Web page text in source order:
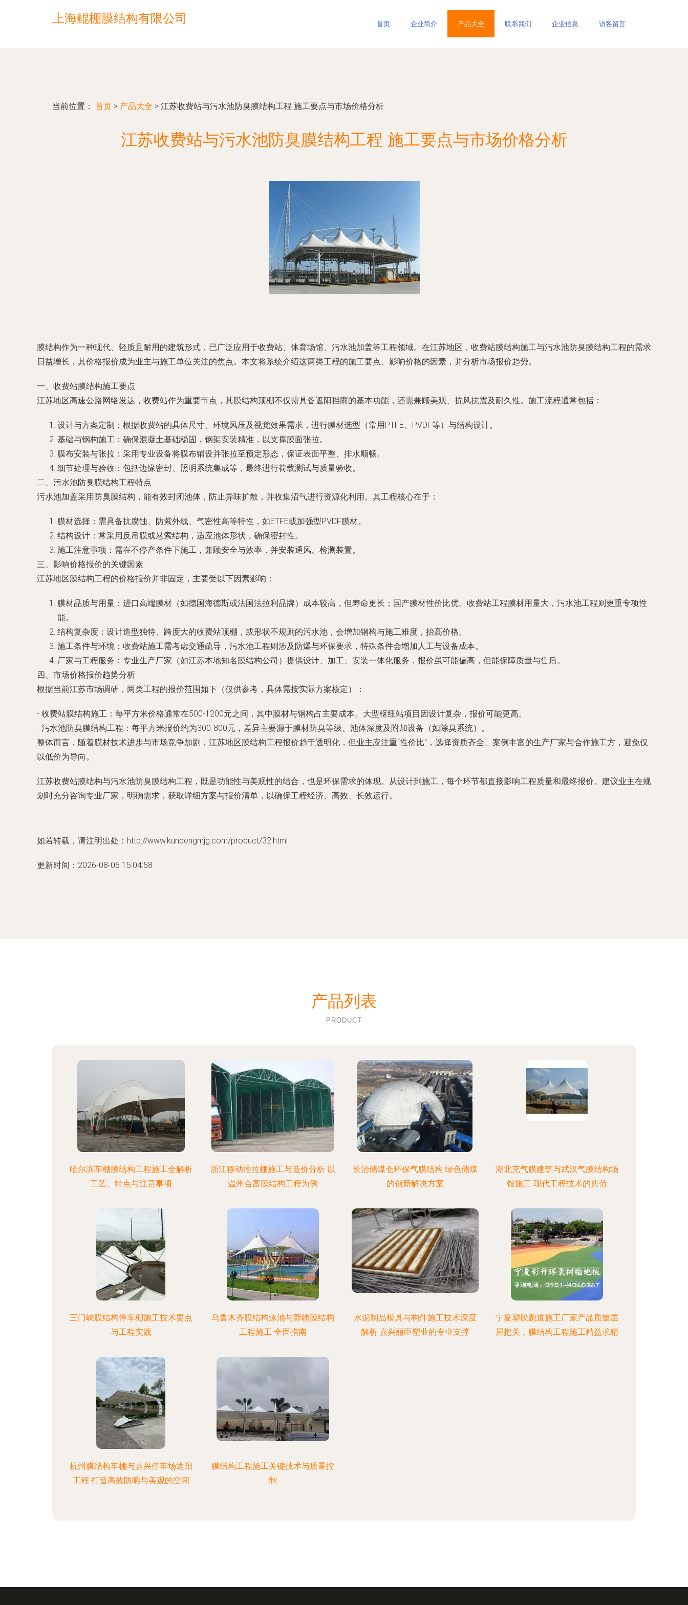
上海鲲棚膜结构有限公司 首页 企业简介 产品大全 联系我们 企业信息 访客留言
当前位置： 首页 > 产品大全 > 江苏收费站与污水池防臭膜结构工程 施工要点与市场价格分析
江苏收费站与污水池防臭膜结构工程 施工要点与市场价格分析
膜结构作为一种现代、轻质且耐用的建筑形式，已广泛应用于收费站、体育场馆、污水池加盖等工程领域。在江苏地区，收费站膜结构施工与污水池防臭膜结构工程的需求
日益增长，其价格报价成为业主与施工单位关注的焦点。本文将系统介绍这两类工程的施工要点、影响价格的因素，并分析市场报价趋势。
一、收费站膜结构施工要点
江苏地区高速公路网络发达，收费站作为重要节点，其膜结构顶棚不仅需具备遮阳挡雨的基本功能，还需兼顾美观、抗风抗震及耐久性。施工流程通常包括：
设计与方案定制：根据收费站的具体尺寸、环境风压及视觉效果需求，进行膜材选型（常用PTFE、PVDF等）与结构设计。
基础与钢构施工：确保混凝土基础稳固，钢架安装精准，以支撑膜面张拉。
膜布安装与张拉：采用专业设备将膜布铺设并张拉至预定形态，保证表面平整、排水顺畅。
细节处理与验收：包括边缘密封、照明系统集成等，最终进行荷载测试与质量验收。
二、污水池防臭膜结构工程特点
污水池加盖采用防臭膜结构，能有效封闭池体，防止异味扩散，并收集沼气进行资源化利用。其工程核心在于：
膜材选择：需具备抗腐蚀、防紫外线、气密性高等特性，如ETFE或加强型PVDF膜材。
结构设计：常采用反吊膜或悬索结构，适应池体形状，确保密封性。
施工注意事项：需在不停产条件下施工，兼顾安全与效率，并安装通风、检测装置。
三、影响价格报价的关键因素
江苏地区膜结构工程的价格报价并非固定，主要受以下因素影响：
膜材品质与用量：进口高端膜材（如德国海德斯或法国法拉利品牌）成本较高，但寿命更长；国产膜材性价比优。收费站工程膜材用量大，污水池工程则更重专项性
能。
结构复杂度：设计造型独特、跨度大的收费站顶棚，或形状不规则的污水池，会增加钢构与施工难度，抬高价格。
施工条件与环境：收费站施工需考虑交通疏导，污水池工程则涉及防爆与环保要求，特殊条件会增加人工与设备成本。
厂家与工程服务：专业生产厂家（如江苏本地知名膜结构公司）提供设计、加工、安装一体化服务，报价虽可能偏高，但能保障质量与售后。
四、市场价格报价趋势分析
根据当前江苏市场调研，两类工程的报价范围如下（仅供参考，具体需按实际方案核定）：
- 收费站膜结构施工：每平方米价格通常在500-1200元之间，其中膜材与钢构占主要成本。大型枢纽站项目因设计复杂，报价可能更高。
- 污水池防臭膜结构工程：每平方米报价约为300-800元，差异主要源于膜材防臭等级、池体深度及附加设备（如除臭系统）。
整体而言，随着膜材技术进步与市场竞争加剧，江苏地区膜结构工程报价趋于透明化，但业主应注重“性价比”，选择资质齐全、案例丰富的生产厂家与合作施工方，避免仅
以低价为导向。
江苏收费站膜结构与污水池防臭膜结构工程，既是功能性与美观性的结合，也是环保需求的体现。从设计到施工，每个环节都直接影响工程质量和最终报价。建议业主在规
划时充分咨询专业厂家，明确需求，获取详细方案与报价清单，以确保工程经济、高效、长效运行。
如若转载，请注明出处：http://www.kunpengmjg.com/product/32.html
更新时间：2026-08-06 15:04:58
产品列表
PRODUCT
哈尔滨车棚膜结构工程施工全解析
工艺、特点与注意事项
浙江移动推拉棚施工与造价分析 以
温州合富膜结构工程为例
长治储煤仓环保气膜结构 绿色储煤
的创新解决方案
湖北充气膜建筑与武汉气膜结构场
馆施工 现代工程技术的典范
三门峡膜结构停车棚施工技术要点
与工程实践
乌鲁木齐膜结构泳池与新疆膜结构
工程施工 全面指南
水泥制品模具与构件施工技术深度
解析 嘉兴丽臣塑业的专业支撑
宁夏塑胶跑道施工厂家产品质量层
层把关，膜结构工程施工精益求精
杭州膜结构车棚与嘉兴停车场遮阳
工程 打造高效防晒与美观的空间
膜结构工程施工关键技术与质量控
制